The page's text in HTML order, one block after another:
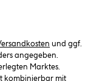
und ggf.
angegeben.
Marktes.
kombinierbar mit